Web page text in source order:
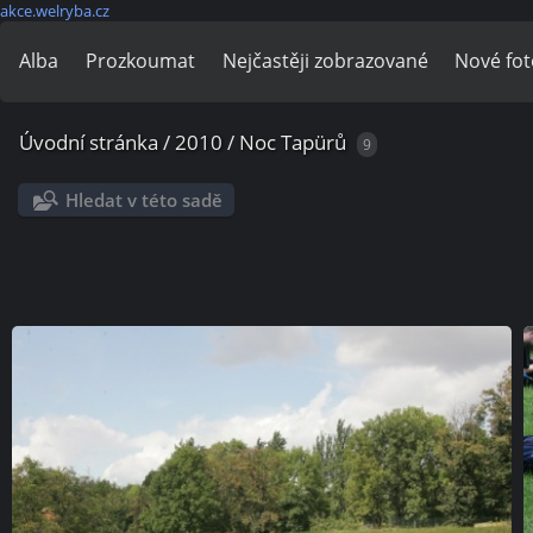
akce.welryba.cz
Alba Prozkoumat Nejčastěji zobrazované Nové
Úvodní stránka /2010 / Noc Tapürů 9
Hledat v této sadě